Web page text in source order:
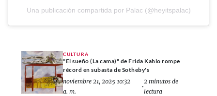
Una publicación compartida por Palac (@heyitspalac)
CULTURA
"El sueño (La cama)" de Frida Kahlo rompe
récord en subasta de Sotheby's
noviembre 21, 2025 10:32
a. m.
•
2 minutos de
lectura